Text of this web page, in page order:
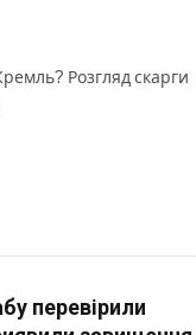
Розгляд скарги
перевірили